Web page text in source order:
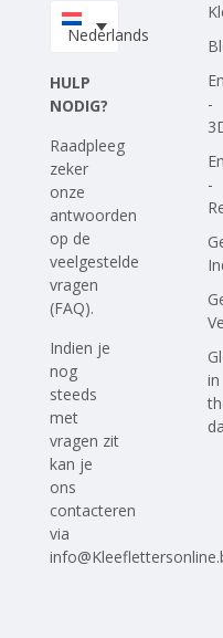
Upload je eigen
Nederlands
HULP
NODIG?
Raadpleeg
zeker
onze
antwoorden
op de
veelgestelde
vragen
(FAQ).
Indien je
nog
steeds
met
vragen zit
kan je
ons
contacteren
via
-
-
in